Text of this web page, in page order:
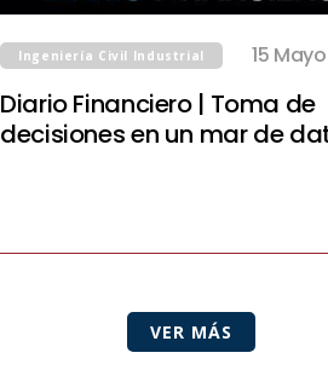
Ingeniería Civil Industrial 15
Diario Financiero | Toma de
decisiones en un mar de
VER MÁS